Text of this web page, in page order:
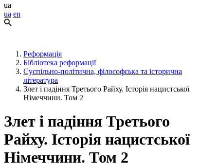
ua
ua en
Реформація
Бібліотека реформації
Суспільно-політична, філософська та історична
література
Злет і падіння Третього Райху. Історія нацистської
Німеччини. Том 2
Злет і падіння Третього
Райху. Історія нацистської
Німеччини. Том 2